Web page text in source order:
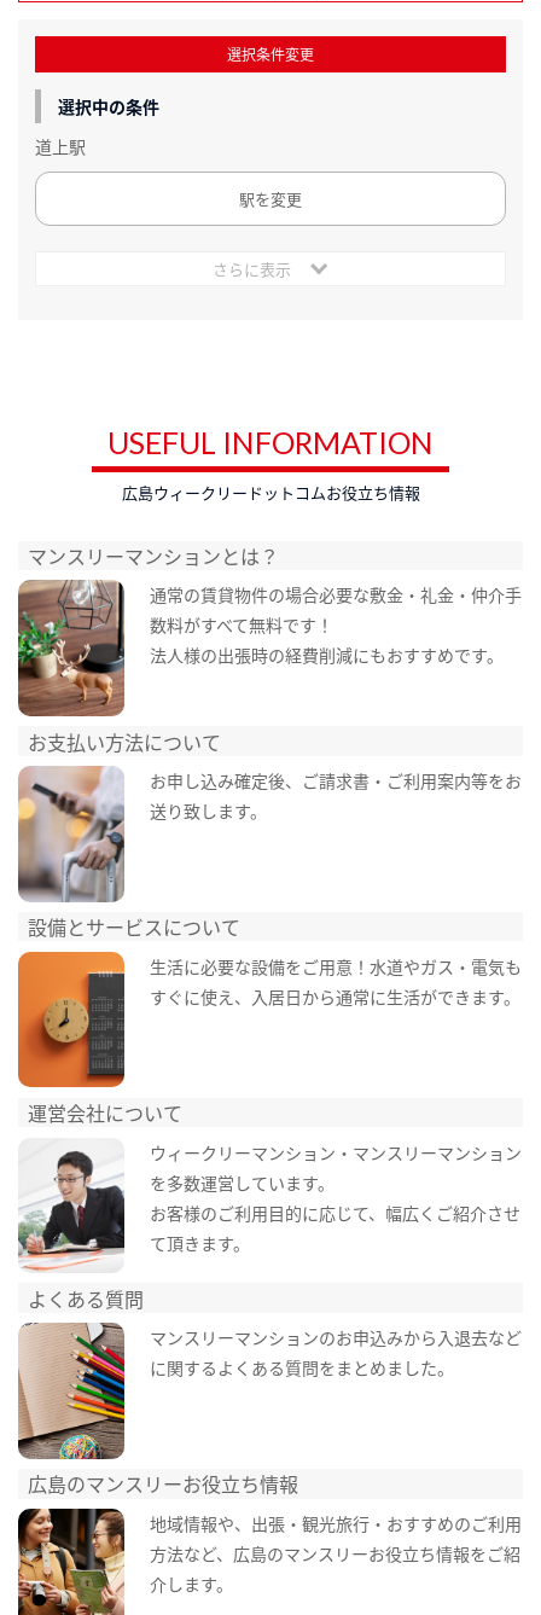
選択条件変更
選択中の条件
道上駅
駅を変更
さらに表示
USEFUL INFORMATION
広島ウィークリードットコムお役立ち情報
マンスリーマンションとは？
通常の賃貸物件の場合必要な敷金・礼金・仲介手
数料がすべて無料です！
法人様の出張時の経費削減にもおすすめです。
お支払い方法について
お申し込み確定後、ご請求書・ご利用案内等をお
送り致します。
設備とサービスについて
生活に必要な設備をご用意！水道やガス・電気も
すぐに使え、入居日から通常に生活ができます。
運営会社について
ウィークリーマンション・マンスリーマンション
を多数運営しています。
お客様のご利用目的に応じて、幅広くご紹介させ
て頂きます。
よくある質問
マンスリーマンションのお申込みから入退去など
に関するよくある質問をまとめました。
広島のマンスリーお役立ち情報
地域情報や、出張・観光旅行・おすすめのご利用
方法など、広島のマンスリーお役立ち情報をご紹
介します。